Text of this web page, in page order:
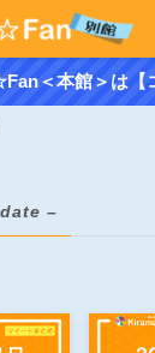
＜本館＞は【
–